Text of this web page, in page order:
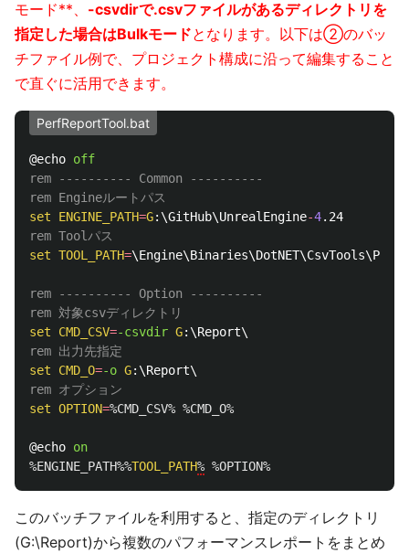
モード**、 -csvdirで.csvファイルがあるディレクトリを
指定した場合はBulkモードとなります。以下は②のバッ
チファイル例で、プロジェクト構成に沿って編集すること
で直ぐに活用できます。
PerfReportTool.bat
@echo off
rem ---------- Common ----------
rem Engineルートパス
set
ENGINE_PATH=G:\GitHub\UnrealEngine-4
rem Toolパス
set TOOL_PATH=
rem ---------- Option ----------
rem 対象csvディレクトリ
set
CMD_CSV=-csvdir G
rem 出力先指定
set
CMD_O=-o G
rem オプション
set OPTION=%CMD_CSV% %CMD_O%
@echo on
%ENGINE_PATH%%TOOL_PATH% %OPTION%
このバッチファイルを利用すると、指定のディレクトリ
(G:\Report)から複数のパフォーマンスレポートをまとめ